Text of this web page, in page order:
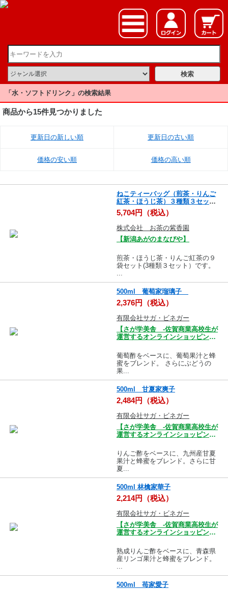
「水・ソフトドリンク」の検索結果
商品から15件見つかりました
更新日の新しい順 更新日の古い順
価格の安い順 価格の高い順
ねこティーバッグ（煎茶・りんご
紅茶・ほうじ茶）３種類３セット
合計９袋入り
5,704円（税込）
株式会社 お茶の紫香園
【新潟あがのまなびや】
煎茶・ほうじ茶・りんご紅茶の９
袋セット(3種類３セット）です。
...
500ml 葡萄家瑠璃子
2,376円（税込）
有限会社サガ・ビネガー
【さが学美舎 -佐賀商業高校生が
運営するオンラインショッピング
葡萄酢をベースに、葡萄果汁と蜂
蜜をブレンド。 さらにぶどうの
果...
500ml 甘夏家爽子
2,484円（税込）
有限会社サガ・ビネガー
【さが学美舎 -佐賀商業高校生が
運営するオンラインショッピング
りんご酢をベースに、九州産甘夏
果汁と蜂蜜をブレンド。さらに甘
夏...
500ml 林檎家華子
2,214円（税込）
有限会社サガ・ビネガー
【さが学美舎 -佐賀商業高校生が
運営するオンラインショッピング
熟成りんご酢をベースに、青森県
産リンゴ果汁と蜂蜜をブレンド。
...
500ml 苺家愛子